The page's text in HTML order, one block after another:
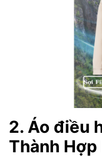
2. Áo điều
Thành